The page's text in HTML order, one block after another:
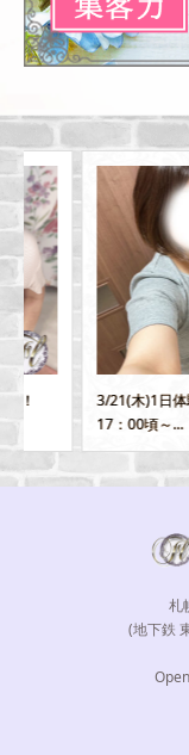
3/21(木)1日体験セラ
17：00頃～...
札
(地下鉄